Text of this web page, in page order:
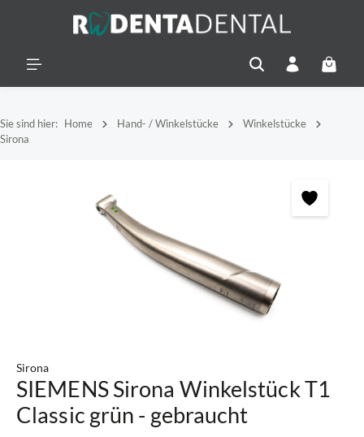
Sie sind hier: Home Hand- / Winkelstücke
Winkelstücke
Sirona
Sirona
SIEMENS Sirona Winkelstück T1
Classic grün - gebraucht